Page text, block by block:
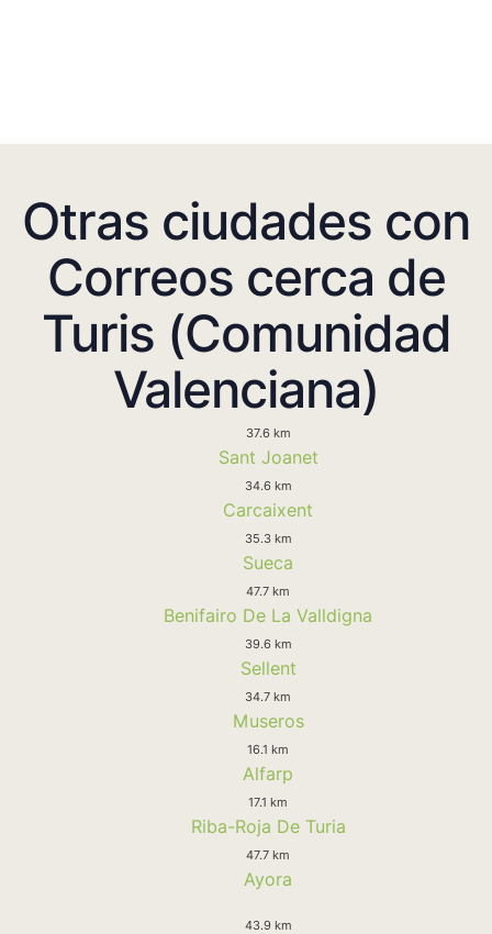
Otras ciudades con
Correos cerca de
Turis (Comunidad
Valenciana)
37.6 km
Sant Joanet
34.6 km
Carcaixent
35.3 km
Sueca
47.7 km
Benifairo De La Valldigna
39.6 km
Sellent
34.7 km
Museros
16.1 km
Alfarp
17.1 km
Riba-Roja De Turia
47.7 km
Ayora
43.9 km